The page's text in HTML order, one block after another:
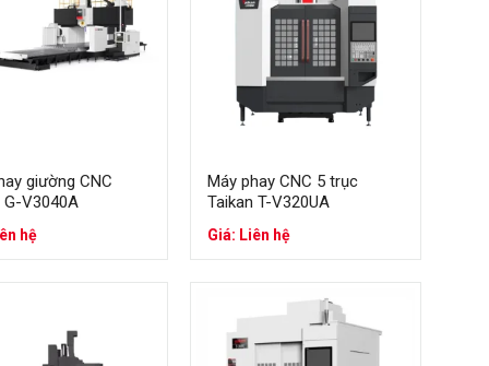
giường CNC
G-V3040A
hệ
Máy phay CNC 5 trục
Taikan T-V320UA
Giá: Liên hệ